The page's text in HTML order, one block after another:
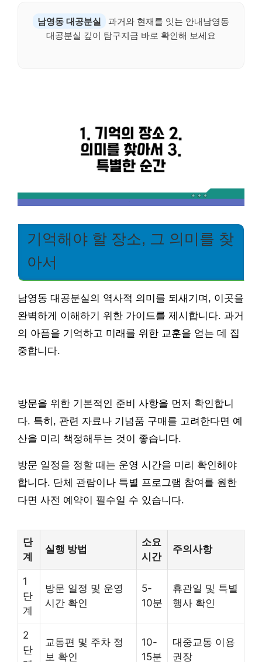
남영동 대공분실
과거와 현재를 잇는 안내남영동
대공분실 깊이 탐구지금 바로 확인해 보세요
기억해야 할 장소, 그 의미를 찾
아서
남영동 대공분실의 역사적 의미를 되새기며, 이곳을
완벽하게 이해하기 위한 가이드를 제시합니다. 과거
의 아픔을 기억하고 미래를 위한 교훈을 얻는 데 집
중합니다.
방문을 위한 기본적인 준비 사항을 먼저 확인합니
다. 특히, 관련 자료나 기념품 구매를 고려한다면 예
산을 미리 책정해두는 것이 좋습니다.
방문 일정을 정할 때는 운영 시간을 미리 확인해야
합니다. 단체 관람이나 특별 프로그램 참여를 원한
다면 사전 예약이 필수일 수 있습니다.
단
계
실행 방법
소요
시간
주의사항
1
단
계
방문 일정 및 운영
시간 확인
5-
10분
휴관일 및 특별
행사 확인
2
단
교통편 및 주차 정
보 확인
10-
15분
대중교통 이용
권장